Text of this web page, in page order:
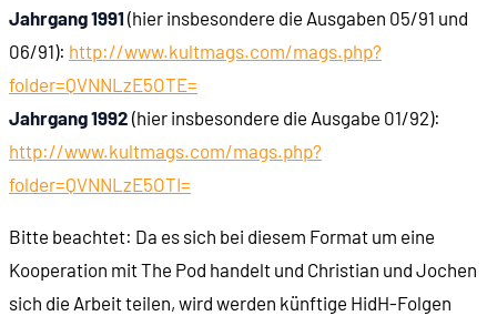
Jahrgang 1991 (hier insbesondere die Ausgaben 05/91 und
06/91): http://www.kultmags.com/mags.php?
folder=QVNNLzE5OTE=
Jahrgang 1992 (hier insbesondere die Ausgabe 01/92):
http://www.kultmags.com/mags.php?
folder=QVNNLzE5OTI=
Bitte beachtet: Da es sich bei diesem Format um eine
Kooperation mit The Pod handelt und Christian und Jochen
sich die Arbeit teilen, wird werden künftige HidH-Folgen